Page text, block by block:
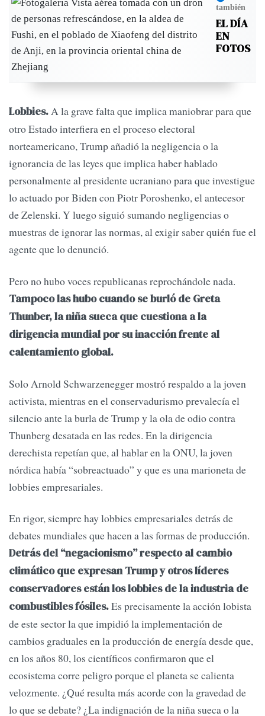
también
EL DÍA
EN
FOTOS
Lobbies.A la grave falta que implica maniobrar para que
otro Estado interfiera en el proceso electoral
norteamericano, Trump añadió la negligencia o la
ignorancia de las leyes que implica haber hablado
personalmente al presidente ucraniano para que investigue
lo actuado por Biden con Piotr Poroshenko, el antecesor
de Zelenski. Y luego siguió sumando negligencias o
muestras de ignorar las normas, al exigir saber quién fue el
agente que lo denunció.
Pero no hubo voces republicanas reprochándole nada.
Tampoco las hubo cuando se burló de Greta
Thunber, la niña sueca que cuestiona a la
dirigencia mundial por su inacción frente al
calentamiento global.
Solo Arnold Schwarzenegger mostró respaldo a la joven
activista, mientras en el conservadurismo prevalecía el
silencio ante la burla de Trump y la ola de odio contra
Thunberg desatada en las redes. En la dirigencia
derechista repetían que, al hablar en la ONU, la joven
nórdica había “sobreactuado” y que es una marioneta de
lobbies empresariales.
En rigor, siempre hay lobbies empresariales detrás de
debates mundiales que hacen a las formas de producción.
Detrás del “negacionismo” respecto al cambio
climático que expresan Trump y otros líderes
conservadores están los lobbies de la industria de
combustibles fósiles.Es precisamente la acción lobista
de este sector la que impidió la implementación de
cambios graduales en la producción de energía desde que,
en los años 80, los científicos confirmaron que el
ecosistema corre peligro porque el planeta se calienta
velozmente. ¿Qué resulta más acorde con la gravedad de
lo que se debate? ¿La indignación de la niña sueca o la